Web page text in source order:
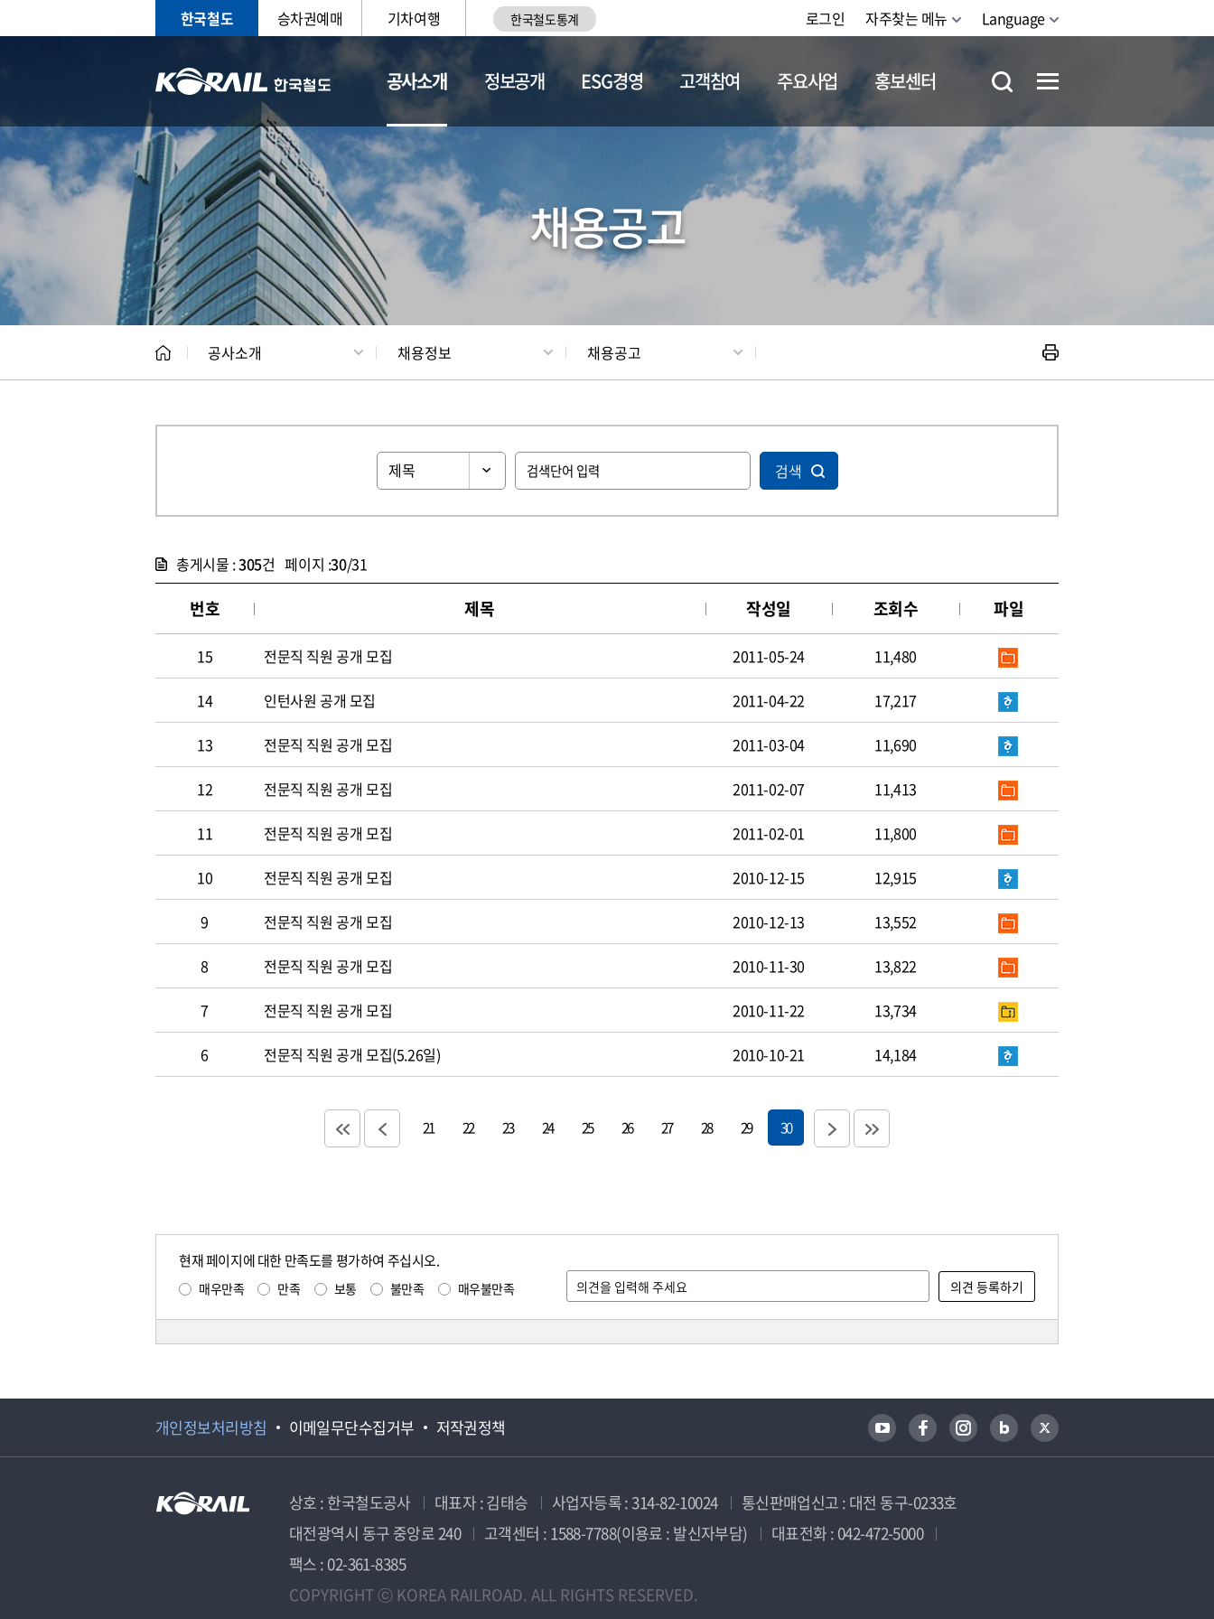
한국철도 승차권예매 기차여행 한국철도통계 로그인 자주찾는 메뉴 Language
공사소개
CEO 일반현황 채용정보
정보공개 ESG경영 고객참여 주요사업 홍보센터
채용공고
공사소개 채용정보 채용공고
검색
총게시물 :305건 페이지 :30/31
번호 제목 작성일 조회수 파일
15 전문직 직원 공개 모집 2011-05-24 11,480
14 인턴사원 공개 모집 2011-04-22 17,217
13 전문직 직원 공개 모집 2011-03-04 11,690
12 전문직 직원 공개 모집 2011-02-07 11,413
11 전문직 직원 공개 모집 2011-02-01 11,800
10 전문직 직원 공개 모집 2010-12-15 12,915
9 전문직 직원 공개 모집 2010-12-13 13,552
8 전문직 직원 공개 모집 2010-11-30 13,822
7 전문직 직원 공개 모집 2010-11-22 13,734
6 전문직 직원 공개 모집(5.26일) 2010-10-21 14,184
21 22 23 24 25 26 27 28 29 30
현재 페이지에 대한 만족도를 평가하여 주십시오.
매우만족 만족 보통 불만족 매우불만족
개인정보처리방침 이메일무단수집거부 저작권정책
상호 : 한국철도공사 대표자 : 김태승 사업자등록 : 314-82-10024
통신판매업신고 : 대전 동구-0233호
대전광역시 동구 중앙로 240
고객센터 : 1588-7788(이용료 : 발신자부담)
대표전화 : 042-472-5000
팩스 : 02-361-8385
COPYRIGHT ⓒ KOREA RAILROAD. ALL RIGHTS RESERVED.